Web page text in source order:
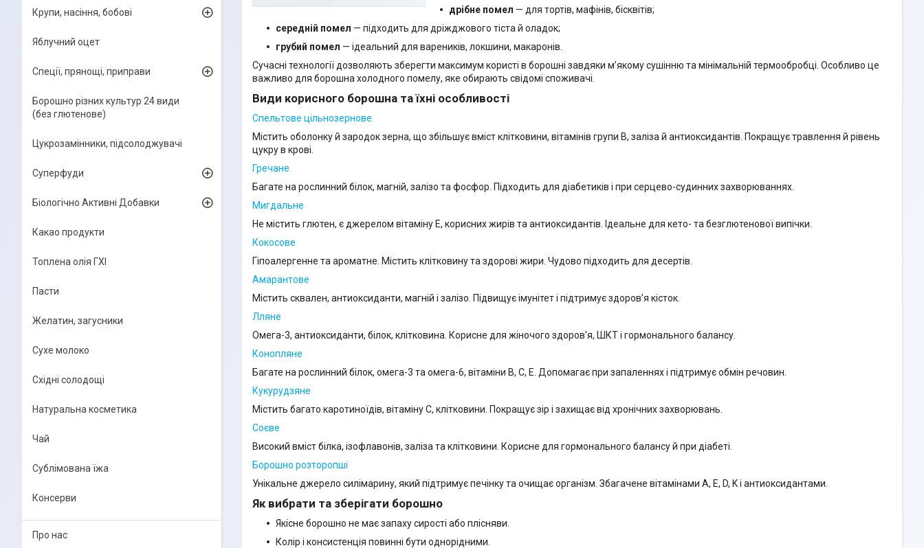
дрібне помел — для тортів, мафінів, бісквітів;
середній помел — підходить для дріжджового тіста й оладок;
грубий помел — ідеальний для вареників, локшини, макаронів.
Сучасні технології дозволяють зберегти максимум користі в борошні завдяки м’якому сушінню та мінімальній термообробці. Особливо це
важливо для борошна холодного помелу, яке обирають свідомі споживачі.
Види корисного борошна та їхні особливості
Спельтове цільнозернове
Містить оболонку й зародок зерна, що збільшує вміст клітковини, вітамінів групи B, заліза й антиоксидантів. Покращує травлення й рівень
цукру в крові.
Гречане
Багате на рослинний білок, магній, залізо та фосфор. Підходить для діабетиків і при серцево-судинних захворюваннях.
Мигдальне
Не містить глютен, є джерелом вітаміну E, корисних жирів та антиоксидантів. Ідеальне для кето- та безглютенової випічки.
Кокосове
Гіпоалергенне та ароматне. Містить клітковину та здорові жири. Чудово підходить для десертів.
Амарантове
Містить сквален, антиоксиданти, магній і залізо. Підвищує імунітет і підтримує здоров’я кісток.
Лляне
Омега-3, антиоксиданти, білок, клітковина. Корисне для жіночого здоров’я, ШКТ і гормонального балансу.
Конопляне
Багате на рослинний білок, омега-3 та омега-6, вітаміни B, C, E. Допомагає при запаленнях і підтримує обмін речовин.
Кукурудзяне
Містить багато каротиноїдів, вітаміну C, клітковини. Покращує зір і захищає від хронічних захворювань.
Соєве
Високий вміст білка, ізофлавонів, заліза та клітковини. Корисне для гормонального балансу й при діабеті.
Борошно розторопші
Унікальне джерело силімарину, який підтримує печінку та очищає організм. Збагачене вітамінами A, E, D, K і антиоксидантами.
Як вибрати та зберігати борошно
Якісне борошно не має запаху сирості або плісняви.
Колір і консистенція повинні бути однорідними.
Крупи, насіння, бобові
Яблучний оцет
Спеції, прянощі, приправи
Борошно різних культур 24 види
(без глютенове)
Цукрозамінники, підсолоджувачі
Суперфуди
Біологічно Активні Добавки
Какао продукти
Топлена олія ГХІ
Пасти
Желатин, загусники
Сухе молоко
Східні солодощі
Натуральна косметика
Чай
Сублімована їжа
Консерви
Про нас